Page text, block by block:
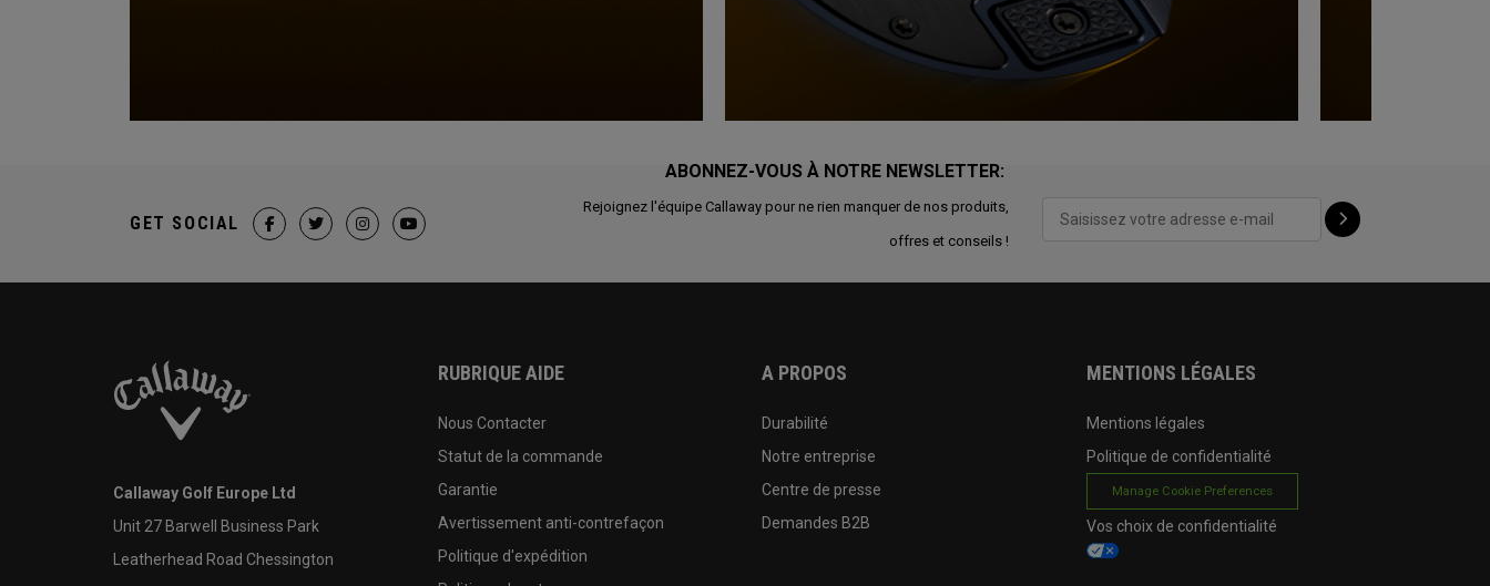
ABONNEZ-VOUS À NOTRE NEWSLETTER:
Rejoignez l'équipe Callaway pour ne rien manquer de nos produits,
offres et conseils !
GET SOCIAL
Callaway Golf Europe Ltd
Unit 27 Barwell Business Park
Leatherhead Road Chessington
RUBRIQUE AIDE
Nous Contacter
Statut de la commande
Garantie
Avertissement anti-contrefaçon
Politique d'expédition
A PROPOS
Durabilité
Notre entreprise
Centre de presse
Demandes B2B
MENTIONS LÉGALES
Mentions légales
Politique de confidentialité
Manage Cookie Preferences
Vos choix de confidentialité